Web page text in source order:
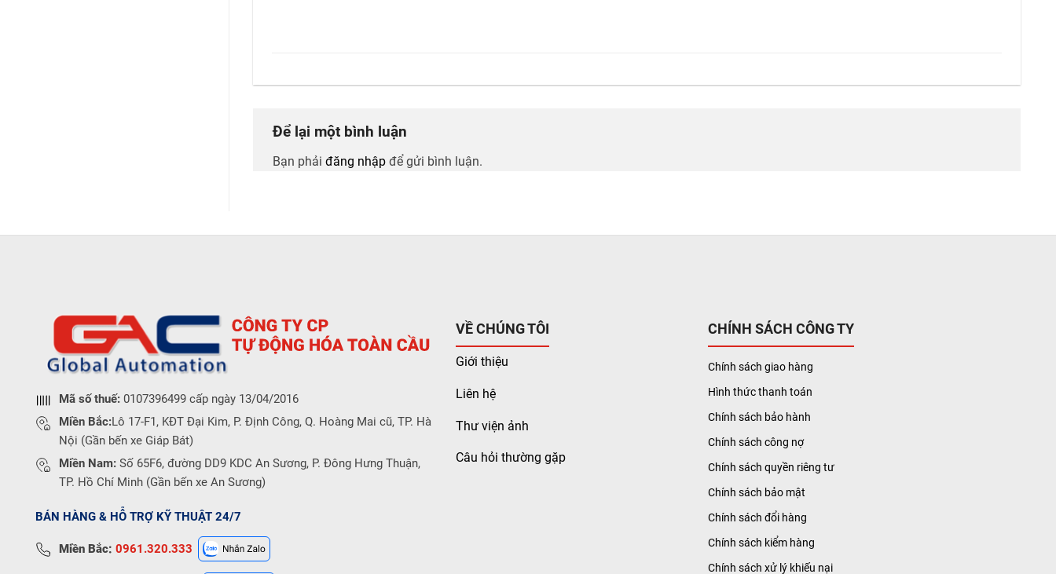
Để lại một bình luận
Bạn phải đăng nhậpđể gửi bình luận.
Mã số thuế: 0107396499 cấp ngày 13/04/2016
Miền Bắc:Lô 17-F1, KĐT Đại Kim, P. Định Công, Q. Hoàng Mai cũ, TP. Hà
Nội (Gần bến xe Giáp Bát)
Miền Nam: Số 65F6, đường DD9 KDC An Sương, P. Đông Hưng Thuận,
TP. Hồ Chí Minh (Gần bến xe An Sương)
BÁN HÀNG & HỖ TRỢ KỸ THUẬT 24/7
Miền Bắc: 0961.320.333
VỀ CHÚNG TÔI
Giới thiệu
Liên hệ
Thư viện ảnh
Câu hỏi thường gặp
CHÍNH SÁCH CÔNG TY
Chính sách giao hàng
Hình thức thanh toán
Chính sách bảo hành
Chính sách công nợ
Chính sách quyền riêng tư
Chính sách bảo mật
Chính sách đổi hàng
Chính sách kiểm hàng
Chính sách xử lý khiếu nại